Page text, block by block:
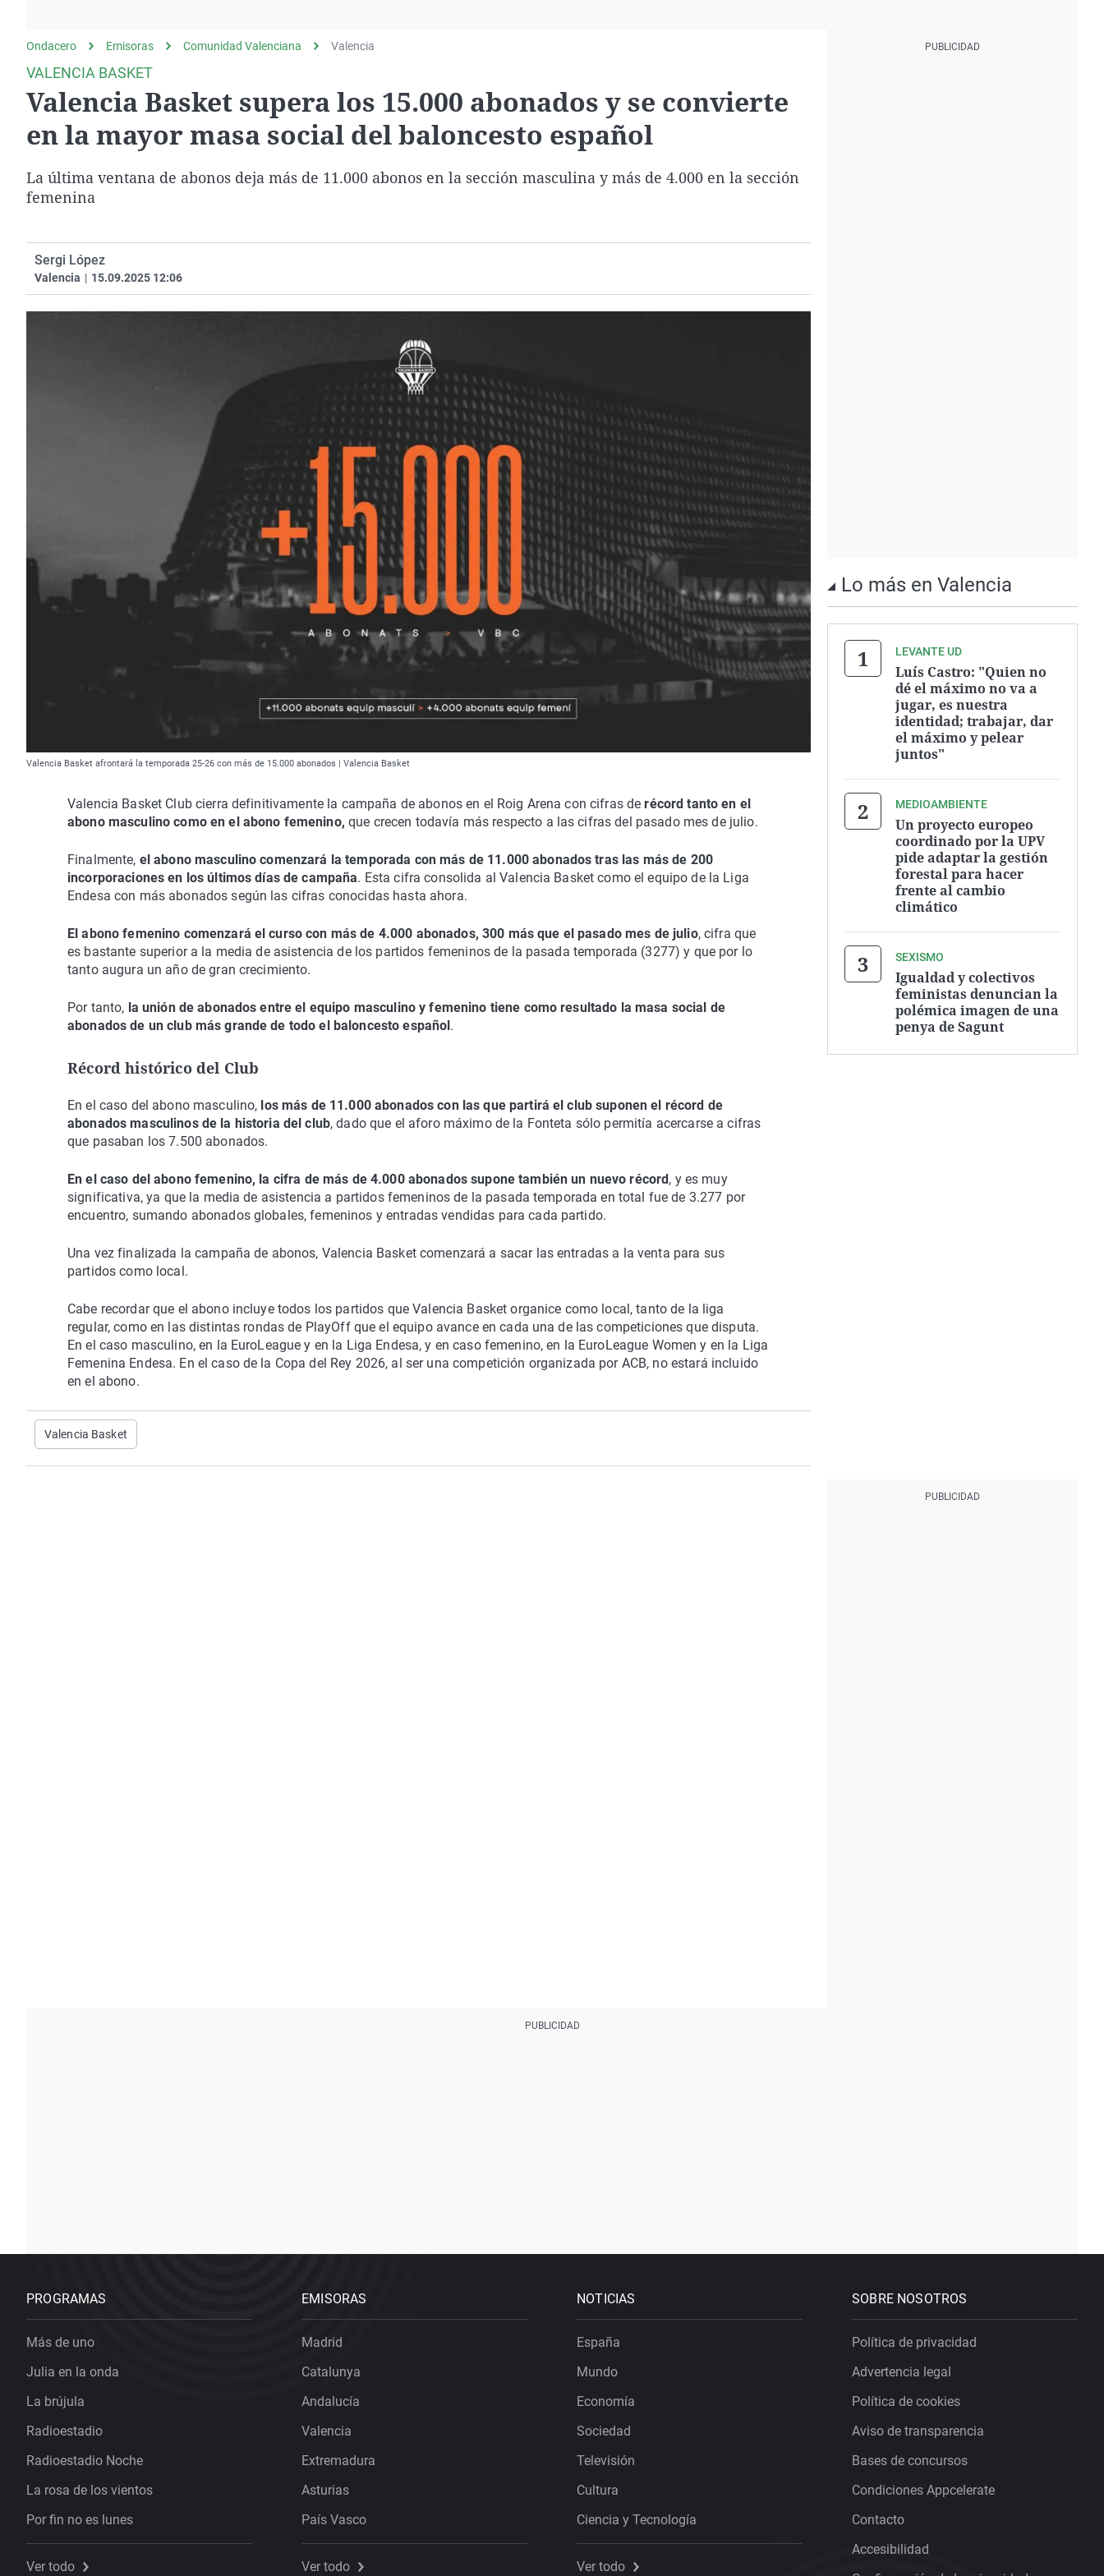
gato
Negra
Ondacero Emisoras Comunidad Valenciana Valencia
VALENCIA BASKET
Valencia Basket supera los 15.000 abonados y se convierte
en la mayor masa social del baloncesto español
La última ventana de abonos deja más de 11.000 abonos en la sección masculina y más de 4.000 en la sección
femenina
Sergi López
Valencia | 15.09.2025 12:06
Valencia Basket afrontará la temporada 25-26 con más de 15.000 abonados | Valencia Basket
Valencia Basket Club cierra definitivamente la campaña de abonos en el Roig Arena con cifras de récord tanto en el
abono masculino como en el abono femenino, que crecen todavía más respecto a las cifras del pasado mes de julio.
Finalmente, el abono masculino comenzará la temporada con más de 11.000 abonados tras las más de 200
incorporaciones en los últimos días de campaña. Esta cifra consolida al Valencia Basket como el equipo de la Liga
Endesa con más abonados según las cifras conocidas hasta ahora.
El abono femenino comenzará el curso con más de 4.000 abonados, 300 más que el pasado mes de julio, cifra que
es bastante superior a la media de asistencia de los partidos femeninos de la pasada temporada (3277) y que por lo
tanto augura un año de gran crecimiento.
Por tanto, la unión de abonados entre el equipo masculino y femenino tiene como resultado la masa social de
abonados de un club más grande de todo el baloncesto español .
Récord histórico del Club
En el caso del abono masculino, los más de 11.000 abonados con las que partirá el club suponen el récord de
abonados masculinos de la historia del club, dado que el aforo máximo de la Fonteta sólo permitía acercarse a cifras
que pasaban los 7.500 abonados.
En el caso del abono femenino, la cifra de más de 4.000 abonados supone también un nuevo récord , y es muy
significativa, ya que la media de asistencia a partidos femeninos de la pasada temporada en total fue de 3.277 por
encuentro, sumando abonados globales, femeninos y entradas vendidas para cada partido.
Una vez finalizada la campaña de abonos, Valencia Basket comenzará a sacar las entradas a la venta para sus
partidos como local.
Cabe recordar que el abono incluye todos los partidos que Valencia Basket organice como local, tanto de la liga
regular, como en las distintas rondas de PlayOff que el equipo avance en cada una de las competiciones que disputa.
En el caso masculino, en la EuroLeague y en la Liga Endesa, y en caso femenino, en la EuroLeague Women y en la Liga
Femenina Endesa. En el caso de la Copa del Rey 2026, al ser una competición organizada por ACB, no estará incluido
en el abono.
Valencia Basket
Lo más en Valencia
LEVANTE UD
Luís Castro: "Quien no
dé el máximo no va a
jugar, es nuestra
identidad; trabajar, dar
el máximo y pelear
juntos"
MEDIOAMBIENTE
Un proyecto europeo
coordinado por la UPV
pide adaptar la gestión
forestal para hacer
frente al cambio
climático
SEXISMO
Igualdad y colectivos
feministas denuncian la
polémica imagen de una
penya de Sagunt
PROGRAMAS
Más de uno
Julia en la onda
La brújula
Radioestadio
Radioestadio Noche
La rosa de los vientos
Por fin no es lunes
Ver todo
EMISORAS
Madrid
Catalunya
Andalucía
Valencia
Extremadura
Asturias
País Vasco
Ver todo
NOTICIAS
España
Mundo
Economía
Sociedad
Televisión
Cultura
Ciencia y Tecnología
Ver todo
SOBRE NOSOTROS
Política de privacidad
Advertencia legal
Política de cookies
Aviso de transparencia
Bases de concursos
Condiciones Appcelerate
Contacto
Accesibilidad